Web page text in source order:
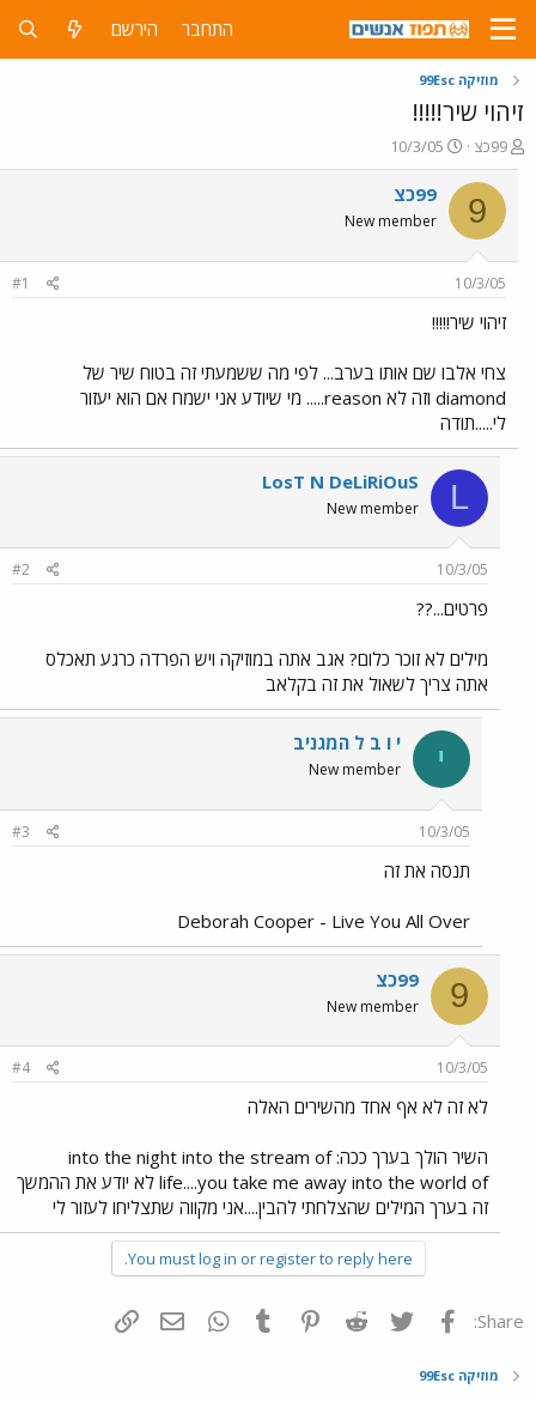
התחבר הירשם
מוזיקה 99Esc
זיהוי שיר!!!!!
פ
ו
ת
ח
ה
ש
א
99כצ
פ
ו
ר
10/3/05
9 99כצ
New member
10/3/05
#1
זיהוי שיר!!!!!
צחי אלבו שם אותו בערב... לפי מה ששמעתי זה בטוח שיר של
diamond וזה לא reason..... מי שיודע אני ישמח אם הוא יעזור
לי.....תודה
L
LosT N DeLiRiOuS
New member
10/3/05
#2
פרטים...??
מילים לא זוכר כלום? אגב אתה במוזיקה ויש הפרדה כרגע תאכלס
אתה צריך לשאול את זה בקלאב
י י ו ב ל המגניב
New member
10/3/05
#3
תנסה את זה
Deborah Cooper - Live You All Over
9 99כצ
New member
10/3/05
#4
לא זה לא אף אחד מהשירים האלה
השיר הולך בערך ככה: into the night into the stream of
life....you take me away into the world of לא יודע את ההמשך
זה בערך המילים שהצלחתי להבין....אני מקווה שתצליחו לעזור לי
You must log in or register to reply here.
Share: פייסבוק Twitter
Reddit
Pinterest
Tumblr
WhatsAppדואר אלקטרוני
מוזיקה 99Esc